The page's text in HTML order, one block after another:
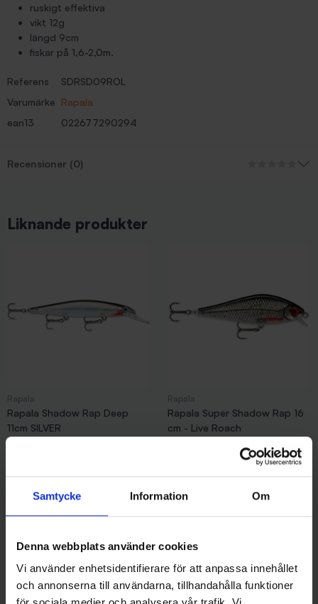
Samtycke Information Om
Denna webbplats använder cookies
Vi använder enhetsidentifierare för att anpassa innehållet
och annonserna till användarna, tillhandahålla funktioner
ruskigt effektiva
vikt 12g
längd 9cm
fiskar på 1,6-2,0m.
Referens
SDRSD09ROL
Varumärke Rapala
ean13
022677290294
Recensioner (0)
Liknande produkter
Rapala Shadow Rap Deep
11cm SILVER
139 kr
Rapala Super Shadow Rap 16
cm - Live Roach